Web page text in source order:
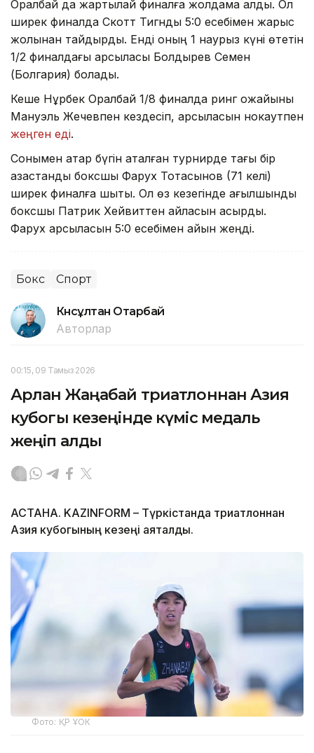
Оралбай да жартылай финалға жолдама алды. Ол
ширек финалда Скотт Тигнды 5:0 есебімен жарыс
жолынан тайдырды. Енді оның 1 наурыз күні өтетін
1/2 финалдағы қарсыласы Болдырев Семен
(Болгария) болады.
Кеше Нұрбек Оралбай 1/8 финалда ринг қожайыны
Мануэль Жечевпен кездесіп, қарсыласын нокаутпен
жеңген еді.
Сонымен қатар бүгін аталған турнирде тағы бір
қазақстандық боксшы Фарух Тоқтасынов (71 келі)
ширек финалға шықты. Ол өз кезегінде ағылшындық
боксшы Патрик Хейвиттен айласын асырды.
Фарух қарсыласын 5:0 есебімен айқын жеңді.
Бокс Спорт
Күнсұлтан Отарбай
Авторлар
00:15, 09 Тамыз 2026
Арлан Жаңабай триатлоннан Азия
кубогы кезеңінде күміс медаль
жеңіп алды
АСТАНА. KAZINFORM – Түркістанда триатлоннан
Азия кубогының кезеңі аяқталды.
Фото: ҚР ҰОК